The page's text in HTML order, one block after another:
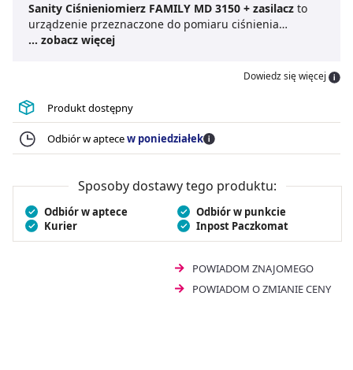
Sanity Ciśnieniomierz FAMILY MD 3150 + zasilacz to
urządzenie przeznaczone do pomiaru ciśnienia
skurczowego oraz rozkurczowego u osób dorosłych.
obsłudze oraz posiada duży, czytelny wyświetlacz.
funkcję wykrywania arytmii oraz potrafi uśrednić wyniki
z 7 dni. Urządzenie w zestawie z zasilaczem.
... zobacz więcej
Dowiedz się więcej
Produkt dostępny
Odbiór w aptecew poniedziałek
Sposoby dostawy tego produktu:
Odbiór w aptece
Odbiór w punkcie
Kurier
Inpost Paczkomat
POWIADOM ZNAJOMEGO
POWIADOM O ZMIANIE CENY